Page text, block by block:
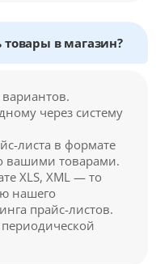
товары в магазин?
через систему
листа в формате
вашими товарами.
XLS, XML — то
нашего
прайс-листов.